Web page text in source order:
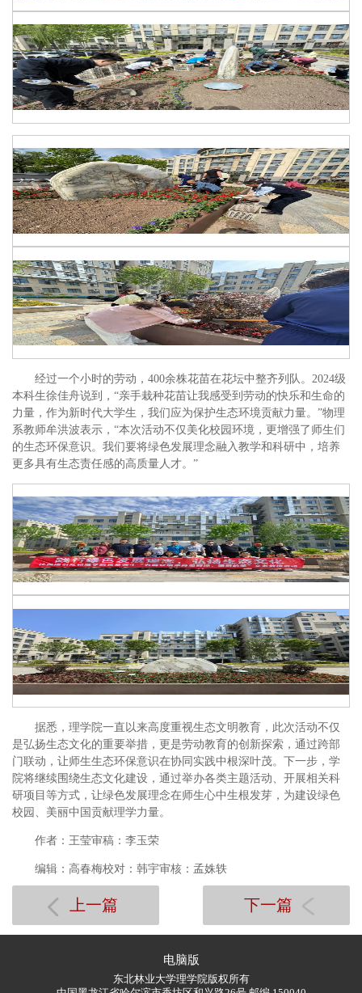
经过一个小时的劳动，400余株花苗在花坛中整齐列队。2024级
本科生徐佳舟说到，“亲手栽种花苗让我感受到劳动的快乐和生命的
力量，作为新时代大学生，我们应为保护生态环境贡献力量。”物理
系教师牟洪波表示，“本次活动不仅美化校园环境，更增强了师生们
的生态环保意识。我们要将绿色发展理念融入教学和科研中，培养
更多具有生态责任感的高质量人才。”
据悉，理学院一直以来高度重视生态文明教育，此次活动不仅
是弘扬生态文化的重要举措，更是劳动教育的创新探索，通过跨部
门联动，让师生生态环保意识在协同实践中根深叶茂。下一步，学
院将继续围绕生态文化建设，通过举办各类主题活动、开展相关科
研项目等方式，让绿色发展理念在师生心中生根发芽，为建设绿色
校园、美丽中国贡献理学力量。
作者：王莹审稿：李玉荣
编辑：高春梅校对：韩宇审核：孟姝轶
上一篇 下一篇
电脑版
东北林业大学理学院版权所有